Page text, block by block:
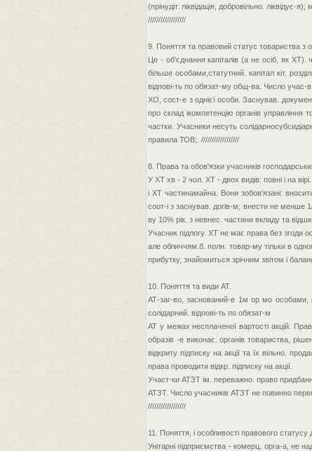
(прінудіт. ліквідація, добровільно. ліквідує-я);
//////////////////
9. Поняття та правовий статус товариства з
Це - об'єднання капіталів (а не осіб, як
більше особами,статутний. капітал кіт.
відпові-ть по обязат-му общ-ва. Число
ХО, сост-е з однієї особи. Заснував.
про склад ікомпетенцію органів
частки. Учасники несуть
правила ТОВ;. //////////////////
8. Права та обов'язки учасників
У ХТ хв - 2 чол. ХТ - двох видів: повні і на
і ХТ частинамайна. Вони зобов'язані:
соот-і з заснував. догів-м; внести не менше
ву 10% рік. з невнес. частини вкладу та
Учасник підлогу. ХТ не має права без згоди
але обличчям.б. полн. товар-му тільки в
прибутку, знайомиться зрічним звітом і
10. Поняття та види АТ.
АТ-заг-во, заснований-е 1м ор мо особами,
солідарний. відпові-ть по обязат-м
АТ у межах несплаченої вартості акцій.
образів -е виконає. органів товариства,
відкриту підписку на акції та їх вільно.
права проводити відкр. підписку на акції.
Участ-ки АТЗТ ім. переважно. право
АТЗТ. Число учасників АТЗТ не повинно
//////////////////
11. Поняття, і особливості правового
Унітарні підприємства - комерц. орга-а, не